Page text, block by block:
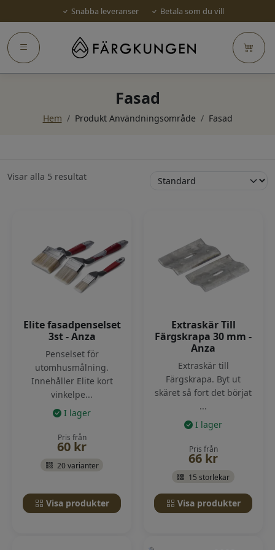
Snabba leveranser Betala som du vill
Fasad
Hem / Produkt Användningsområde / Fasad
Visar alla 5 resultat
Elite fasadpenselset
3st - Anza
Penselset för
utomhusmålning.
Innehåller Elite kort
vinkelpe...
I lager
Pris från
60 kr
20 varianter
Visa produkter
Extraskär Till
Färgskrapa 30 mm -
Anza
Extraskär till
Färgskrapa. Byt ut
skäret så fort det börjat
...
I lager
Pris från
66 kr
15 storlekar
Visa produkter